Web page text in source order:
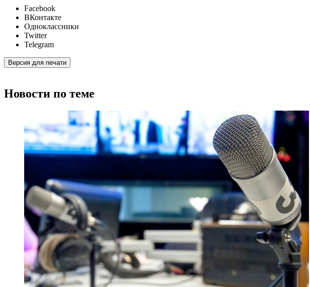
Facebook
ВКонтакте
Одноклассники
Twitter
Telegram
Версия для печати
Новости по теме